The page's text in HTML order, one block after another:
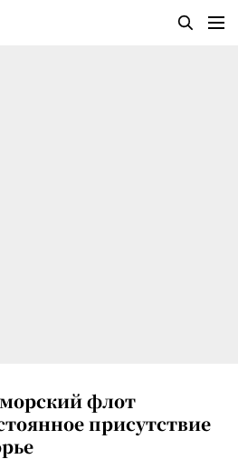
флот
присутствие